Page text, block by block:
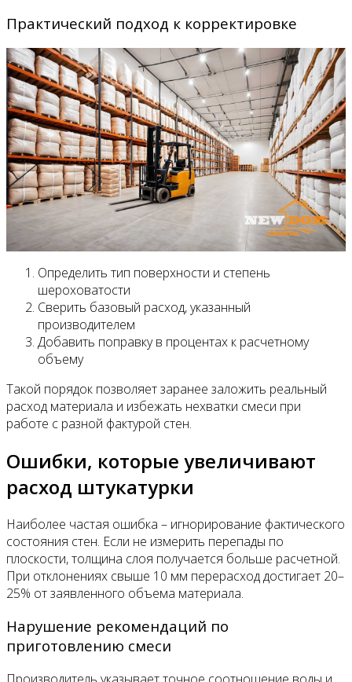
Практический подход к корректировке
Определить тип поверхности и степень
шероховатости
Сверить базовый расход, указанный
производителем
Добавить поправку в процентах к расчетному
объему
Такой порядок позволяет заранее заложить реальный
расход материала и избежать нехватки смеси при
работе с разной фактурой стен.
Ошибки, которые увеличивают
расход штукатурки
Наиболее частая ошибка – игнорирование фактического
состояния стен. Если не измерить перепады по
плоскости, толщина слоя получается больше расчетной.
При отклонениях свыше 10 мм перерасход достигает 20–
25% от заявленного объема материала.
Нарушение рекомендаций по
приготовлению смеси